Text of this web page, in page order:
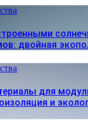
двойная
для
и